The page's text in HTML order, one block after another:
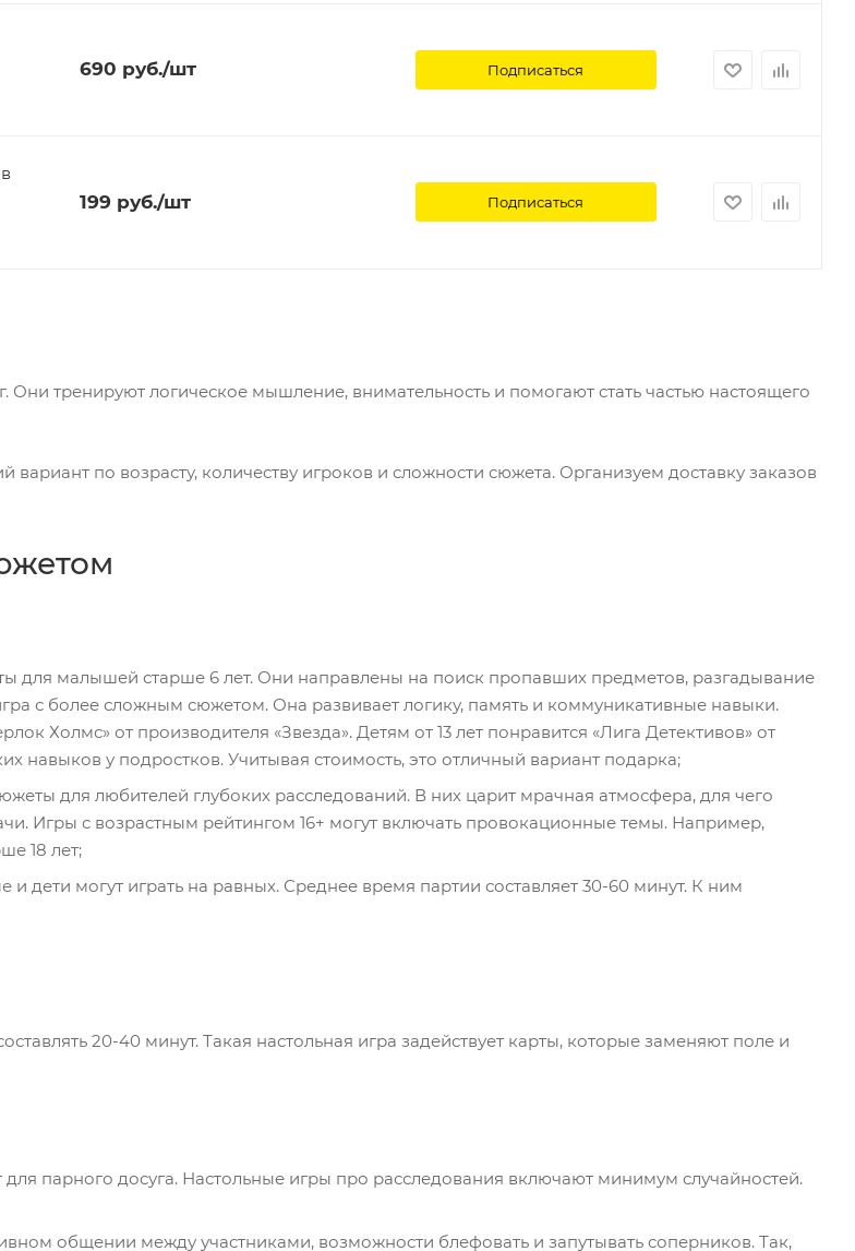
690 руб./шт Подписаться
199руб./шт Подписаться
Они тренируют логическое мышление, внимательность и помогают стать частью настоящего
по возрасту, количеству игроков и сложности сюжета. Организуем доставку заказов
для малышей старше 6 лет. Они направлены на поиск пропавших предметов, разгадывание
с более сложным сюжетом. Она развивает логику, память и коммуникативные навыки.
Холмс» от производителя «Звезда». Детям от 13 лет понравится «Лига Детективов» от
навыков у подростков. Учитывая стоимость, это отличный вариант подарка;
для любителей глубоких расследований. В них царит мрачная атмосфера, для чего
Игры с возрастным рейтингом 16+ могут включать провокационные темы. Например,
18 лет;
и дети могут играть на равных. Среднее время партии составляет 30-60 минут. К ним
20-40 минут. Такая настольная игра задействует карты, которые заменяют поле и
парного досуга. Настольные игры про расследования включают минимум случайностей.
общении между участниками, возможности блефовать и запутывать соперников. Так,